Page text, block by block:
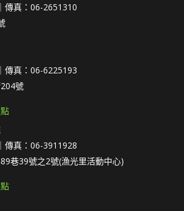
傳真：06-2651310
傳真：06-6225193
號
傳真：06-3911928
巷39號之2號(漁光里活動中心)